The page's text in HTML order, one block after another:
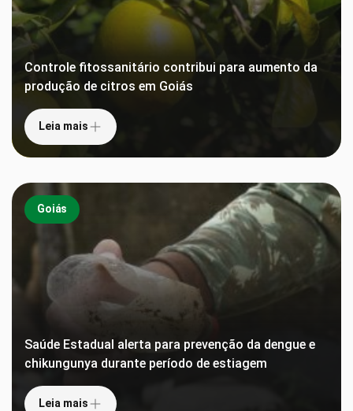
Controle fitossanitário contribui para aumento da
produção de citros em Goiás
Leia mais
Goiás
Saúde Estadual alerta para prevenção da dengue e
chikungunya durante período de estiagem
Leia mais